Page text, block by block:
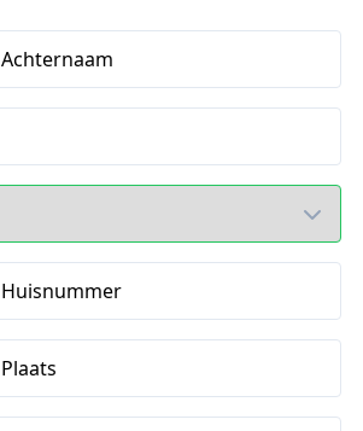
Achternaam
Huisnummer
Plaats